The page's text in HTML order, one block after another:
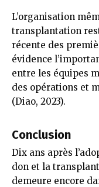
L’organisation
transplantation
récente des
évidence
entre les équipes
des opérations et
(Diao, 2023).
Conclusion
Dix ans après
don et la
demeure encore